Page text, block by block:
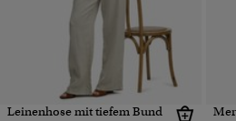
Leinenhose mit tiefem Bund